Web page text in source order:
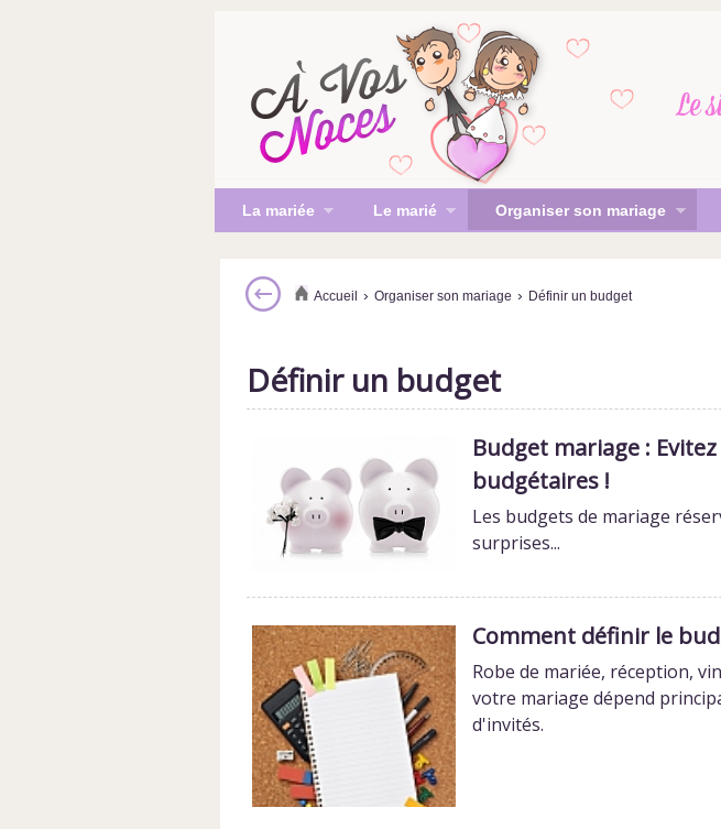
Le
La mariée Le marié Organiser son mariage
Accueil › Organiser son mariage › Définir un budget
Définir un budget
Budget mariage :
budgétaires !
Les budgets de mariage
surprises...
Comment définir le
Robe de mariée, réception,
votre mariage dépend
d'invités.